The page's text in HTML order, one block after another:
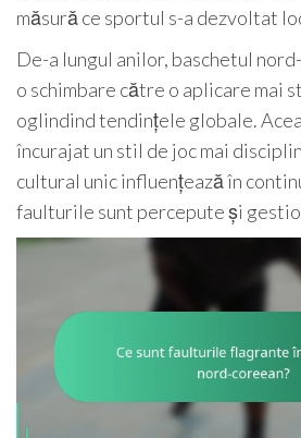
măsură ce sportul s-a dezvoltat
De-a lungul anilor, baschetul
o schimbare către o aplicare mai
oglindind tendințele globale.
încurajat un stil de joc mai
cultural unic influențează în
faulturile sunt percepute și